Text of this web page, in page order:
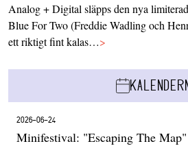
Analog + Digital släpps den nya
Blue For Two (Freddie Wadling och
ett riktigt fint kalas…>
2026-06-24
Minifestival: "Escaping The Map"